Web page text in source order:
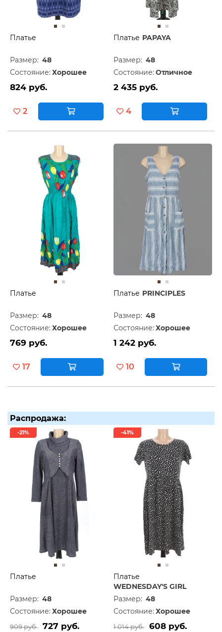
Платье
Размер: 48
Состояние: Хорошее
824 руб.
2
Платье PAPAYA
Размер: 48
Состояние: Отличное
2 435 руб.
4
Платье
Размер: 48
Состояние: Хорошее
769 руб.
17
Платье PRINCIPLES
Размер: 48
Состояние: Хорошее
1 242 руб.
10
Распродажа:
-21%
Платье
Размер: 48
Состояние: Хорошее
909 руб. 727 руб.
-41%
Платье
WEDNESDAY'S GIRL
Размер: 48
Состояние: Хорошее
1 014 руб. 608 руб.